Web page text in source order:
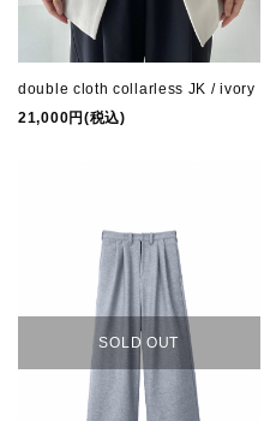
double cloth collarless JK / ivory
21,000円(税込)
SOLD OUT